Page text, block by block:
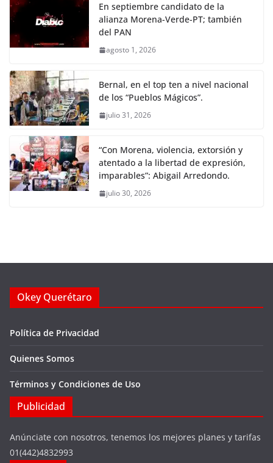
En septiembre candidato de la
alianza Morena-Verde-PT; también
del PAN
agosto 1, 2026
Bernal, en el top ten a nivel nacional
de los “Pueblos Mágicos”.
julio 31, 2026
“Con Morena, violencia, extorsión y
atentado a la libertad de expresión,
imparables”: Abigail Arredondo.
julio 30, 2026
Okey Querétaro
Política de Privacidad
Quienes Somos
Términos y Condiciones de Uso
Publicidad
Anúnciate con nosotros, tenemos los mejores planes y tarifas
01(442)4832993